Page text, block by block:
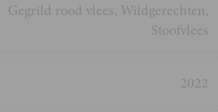
Gegrild rood vlees, Wildgerechten,
Stoofvlees
2022